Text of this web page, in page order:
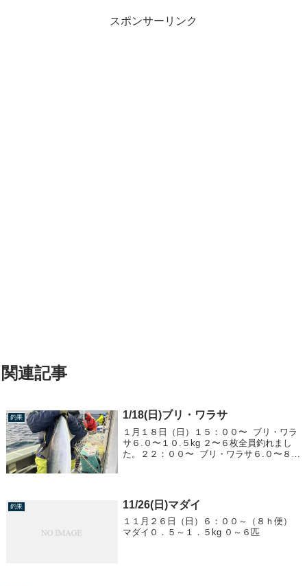
スポンサーリンク
関連記事
釣果 1/18(日)ブリ・ワラサ
１月１８日（日）１５：００〜 ブリ・ワラ
サ６.０〜１０.５kg ２〜６枚全員釣れまし
た。２２：００〜 ブリ・ワラサ６.０〜８.
釣果 11/26(日)マダイ
１１月２６日（日）６：００～（８ｈ便）
マダイ０．５～１．５kg ０～６匹